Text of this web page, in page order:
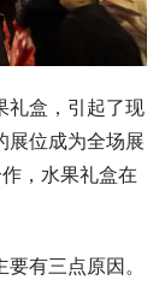
礼盒，引起了现
展位成为全场展
，水果礼盒在
有三点原因。